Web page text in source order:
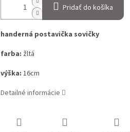
Pridať do košíka
handerná postavička sovičky
farba: žltá
výška: 16cm
Detailné informácie